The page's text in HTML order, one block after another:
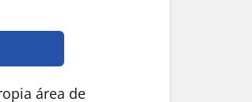
área de